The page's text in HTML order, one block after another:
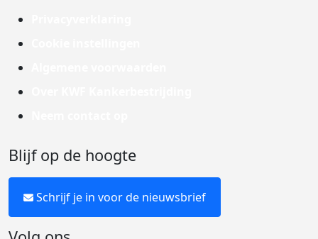
Blijf op de hoogte
Schrijf je in voor de nieuwsbrief